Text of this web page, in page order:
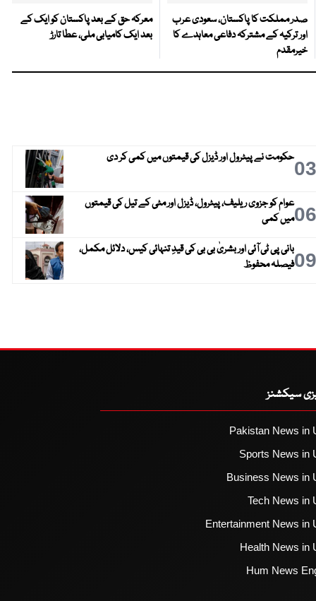
صدر مملکت کا پاکستان، سعودی عرب
اور ترکیہ کے مشترکہ دفاعی معاہدے کا
خیرمقدم
معرکہ حق کے بعد پاکستان کو ایک کے
بعد ایک کامیابی ملی، عطا تارڑ
03حکومت نے پیٹرول اور ڈیزل کی قیمتوں میں کمی کر دی
06عوام کو جزوی ریلیف، پیٹرول، ڈیزل اور مٹی کے تیل کی قیمتوں
میں کمی
09بانی پی ٹی آئی اور بشریٰ بی بی کی قیدِ تنہائی کیس، دلائل مکمل،
فیصلہ محفوظ
سیکشنز
Pakistan News in
Sports News in
Business News in
Tech News in
Entertainment News in
Health News in
Hum News